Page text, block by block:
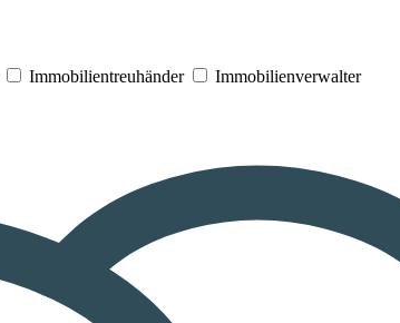
Immobilientreuhänder Immobilienverwalter